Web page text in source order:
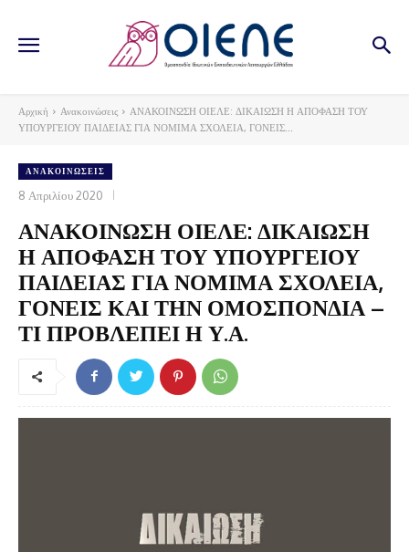
Αρχική Ανακοινώσεις
ΑΝΑΚΟΙΝΩΣΗ ΟΙΕΛΕ: ΔΙΚΑΙΩΣΗ Η ΑΠΟΦΑΣΗ ΤΟΥ
ΥΠΟΥΡΓΕΙΟΥ ΠΑΙΔΕΙΑΣ ΓΙΑ ΝΟΜΙΜΑ ΣΧΟΛΕΙΑ, ΓΟΝΕΙΣ...
ΑΝΑΚΟΙΝΏΣΕΙΣ
8 Απριλίου 2020
ΑΝΑΚΟΙΝΩΣΗ ΟΙΕΛΕ: ΔΙΚΑΙΩΣΗ
Η ΑΠΟΦΑΣΗ ΤΟΥ ΥΠΟΥΡΓΕΙΟΥ
ΠΑΙΔΕΙΑΣ ΓΙΑ ΝΟΜΙΜΑ ΣΧΟΛΕΙΑ,
ΓΟΝΕΙΣ ΚΑΙ ΤΗΝ ΟΜΟΣΠΟΝΔΙΑ –
ΤΙ ΠΡΟΒΛΕΠΕΙ Η Υ.Α.